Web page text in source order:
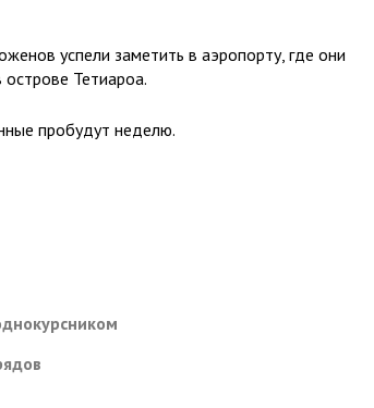
успели заметить в аэропорту, где они
Тетиароа.
пробудут неделю.